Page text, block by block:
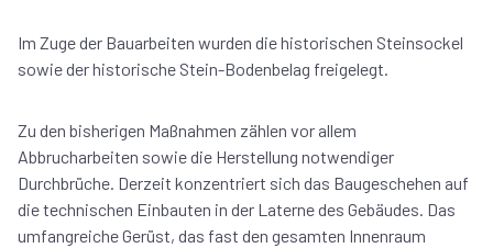
Im Zuge der Bauarbeiten wurden die historischen Steinsockel
sowie der historische Stein-Bodenbelag freigelegt.
Zu den bisherigen Maßnahmen zählen vor allem
Abbrucharbeiten sowie die Herstellung notwendiger
Durchbrüche. Derzeit konzentriert sich das Baugeschehen auf
die technischen Einbauten in der Laterne des Gebäudes. Das
umfangreiche Gerüst, das fast den gesamten Innenraum